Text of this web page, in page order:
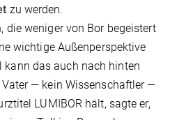
zu werden.
die weniger von Bor begeistert
wichtige Außenperspektive
kann das auch nach hinten
— kein Wissenschaftler —
LUMIBOR hält, sagte er,